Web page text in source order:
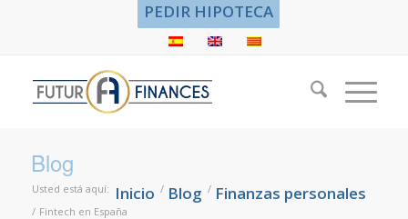
PEDIR HIPOTECA
Blog
Usted está aquí: Inicio / Blog / Finanzas personales
/ Fintech en España